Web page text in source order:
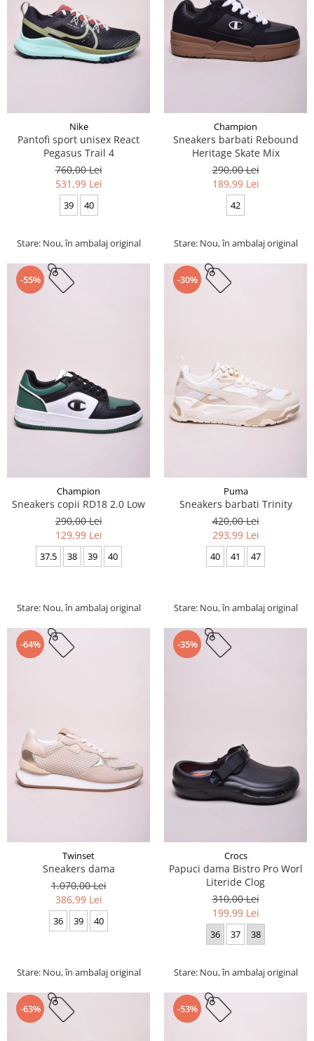
Nike
Pantofi sport unisex React
Pegasus Trail 4
760,00 Lei
531,99 Lei
39 40
Stare: Nou, în ambalaj original
Champion
Sneakers barbati Rebound
Heritage Skate Mix
290,00 Lei
189,99 Lei
42
Stare: Nou, în ambalaj original
-55%
Champion
Sneakers copii RD18 2.0 Low
290,00 Lei
129,99 Lei
37.5 38 39 40
Stare: Nou, în ambalaj original
-30%
Puma
Sneakers barbati Trinity
420,00 Lei
293,99 Lei
40 41 47
Stare: Nou, în ambalaj original
-64%
Twinset
Sneakers dama
1.070,00 Lei
386,99 Lei
36 39 40
Stare: Nou, în ambalaj original
-35%
Crocs
Papuci dama Bistro Pro Worl
Literide Clog
310,00 Lei
199,99 Lei
36 37 38
Stare: Nou, în ambalaj original
-63% -53%